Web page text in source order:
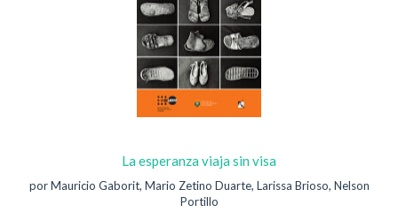
La esperanza viaja sin visa
por Mauricio Gaborit, Mario Zetino Duarte, Larissa Brioso, Nelson
Portillo